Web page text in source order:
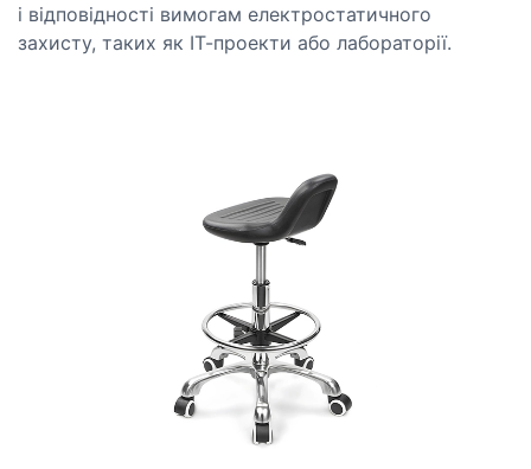
і відповідності вимогам електростатичного
захисту, таких як ІТ-проекти або лабораторії.